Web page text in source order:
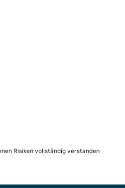
Risiken vollständig verstanden